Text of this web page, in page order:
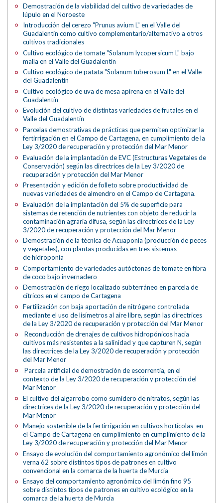
Demostración de la viabilidad del cultivo de variedades de
lúpulo en el Noroeste
Introducción del cerezo "Prunus avium L" en el Valle del
Guadalentín como cultivo complementario/alternativo a otros
cultivos tradicionales
Cultivo ecológico de tomate "Solanum lycopersicum L" bajo
malla en el Valle del Guadalentín
Cultivo ecológico de patata "Solanum tuberosum L" en el Valle
del Guadalentín
Cultivo ecológico de uva de mesa apirena en el Valle del
Guadalentín
Evolución del cultivo de distintas variedades de frutales en el
Valle del Guadalentín
Parcelas demostrativas de prácticas que permiten optimizar la
fertirrigación en el Campo de Cartagena, en cumplimiento de la
Ley 3/2020 de recuperación y protección del Mar Menor
Evaluación de la implantación de EVC (Estructuras Vegetales de
Conservación) según las directrices de la Ley 3/2020 de
recuperación y protección del Mar Menor
Presentación y edición de folleto sobre productividad de
nuevas variedades de almendro en el Campo de Cartagena.
Evaluación de la implantación del 5% de superficie para
sistemas de retención de nutrientes con objeto de reducir la
contaminación agraria difusa, según las directrices de la Ley
3/2020 de recuperación y protección del Mar Menor
Demostración de la técnica de Acuaponía (producción de peces
y vegetales), con plantas producidas en tres sistemas
de hidroponía
Comportamiento de variedades autóctonas de tomate en fibra
de coco bajo invernadero
Demostración de riego localizado subterráneo en parcela de
cítricos en el campo de Cartagena
Fertilización con baja aportación de nitrógeno controlada
mediante el uso de lisímetros al aire libre, según las directrices
de la Ley 3/2020 de recuperación y protección del Mar Menor
Reconducción de drenajes de cultivos hidropónicos hacia
cultivos más resistentes a la salinidad y que capturen N, según
las directrices de la Ley 3/2020 de recuperación y protección
del Mar Menor
Parcela artificial de demostración de escorrentía, en el
contexto de la Ley 3/2020 de recuperación y protección del
Mar Menor
El cultivo del algarrobo como sumidero de nitratos, según las
directrices de la Ley 3/2020 de recuperación y protección del
Mar Menor
Manejo sostenible de la fertirrigación en cultivos hortícolas en
el Campo de Cartagena en cumplimiento en cumplimiento de la
Ley 3/2020 de recuperación y protección del Mar Menor
Ensayo de evolución del comportamiento agronómico del limón
verna 62 sobre distintos tipos de patrones en cultivo
convencional en la comarca de la huerta de Murcia
Ensayo del comportamiento agronómico del limón fino 95
sobre distintos tipos de patrones en cultivo ecológico en la
comarca de la huerta de Murcia